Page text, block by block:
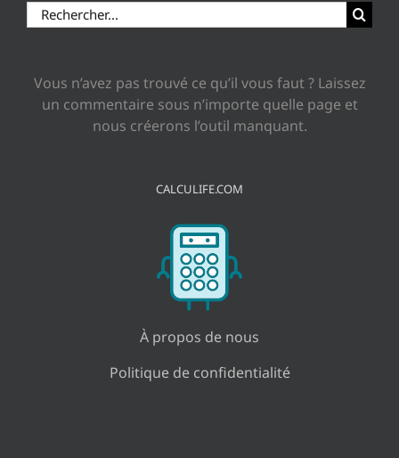
Rechercher:
Vous n’avez pas trouvé ce qu’il vous faut ? Laissez
un commentaire sous n’importe quelle page et
nous créerons l’outil manquant.
CALCULIFE.COM
À propos de nous
Politique de confidentialité